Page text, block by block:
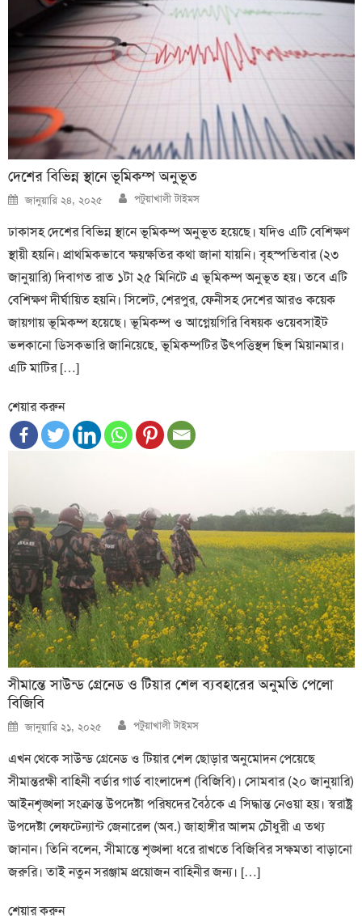
দেশের বিভিন্ন স্থানে ভূমিকম্প অনুভূত
Posted
on
জানুয়ারি ২৪, ২০২৫ Author
পটুয়াখালী টাইমস
ঢাকাসহ দেশের বিভিন্ন স্থানে ভূমিকম্প অনুভূত হয়েছে। যদিও এটি বেশিক্ষণ
স্থায়ী হয়নি। প্রাথমিকভাবে ক্ষয়ক্ষতির কথা জানা যায়নি। বৃহস্পতিবার (২৩
জানুয়ারি) দিবাগত রাত ১টা ২৫ মিনিটে এ ভূমিকম্প অনুভূত হয়। তবে এটি
বেশিক্ষণ দীর্ঘায়িত হয়নি। সিলেট, শেরপুর, ফেনীসহ দেশের আরও কয়েক
জায়গায় ভূমিকম্প হয়েছে। ভূমিকম্প ও আগ্নেয়গিরি বিষয়ক ওয়েবসাইট
ভলকানো ডিসকভারি জানিয়েছে, ভূমিকম্পটির উৎপত্তিস্থল ছিল মিয়ানমার।
এটি মাটির […]
শেয়ার করুন
সীমান্তে সাউন্ড গ্রেনেড ও টিয়ার শেল ব্যবহারের অনুমতি পেলো
বিজিবি
Posted
on
জানুয়ারি ২১, ২০২৫ Author
পটুয়াখালী টাইমস
এখন থেকে সাউন্ড গ্রেনেড ও টিয়ার শেল ছোড়ার অনুমোদন পেয়েছে
সীমান্তরক্ষী বাহিনী বর্ডার গার্ড বাংলাদেশ (বিজিবি)। সোমবার (২০ জানুয়ারি)
আইনশৃঙ্খলা সংক্রান্ত উপদেষ্টা পরিষদের বৈঠকে এ সিদ্ধান্ত নেওয়া হয়। স্বরাষ্ট্র
উপদেষ্টা লেফটেন্যান্ট জেনারেল (অব.) জাহাঙ্গীর আলম চৌধুরী এ তথ্য
জানান। তিনি বলেন, সীমান্তে শৃঙ্খলা ধরে রাখতে বিজিবির সক্ষমতা বাড়ানো
জরুরি। তাই নতুন সরঞ্জাম প্রয়োজন বাহিনীর জন্য। […]
শেয়ার করুন